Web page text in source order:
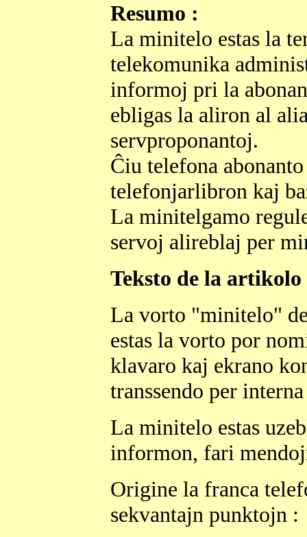
Resumo :
La minitelo estas la
telekomunika
informoj pri la
ebligas la aliron al
servproponantoj.
Ĉiu telefona
telefonjarlibron kaj
La minitelgamo
servoj alireblaj per
Teksto de la artikolo
La vorto "minitelo"
estas la vorto por
klavaro kaj ekrano
transsendo per
La minitelo estas
informon, fari
Origine la franca
sekvantajn punktojn :